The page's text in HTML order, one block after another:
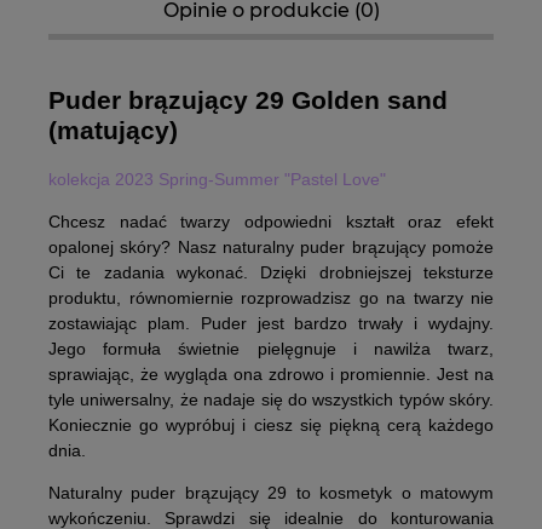
Opinie o produkcie (0)
Puder brązujący 29 Golden sand
(matujący)
kolekcja 2023 Spring-Summer "Pastel Love"
Chcesz nadać twarzy odpowiedni kształt oraz efekt
opalonej skóry? Nasz naturalny puder brązujący pomoże
Ci te zadania wykonać. Dzięki drobniejszej teksturze
produktu, równomiernie rozprowadzisz go na twarzy nie
zostawiając plam. Puder jest bardzo trwały i wydajny.
Jego formuła świetnie pielęgnuje i nawilża twarz,
sprawiając, że wygląda ona zdrowo i promiennie. Jest na
tyle uniwersalny, że nadaje się do wszystkich typów skóry.
Koniecznie go wypróbuj i ciesz się piękną cerą każdego
dnia.
Naturalny puder brązujący 29 to kosmetyk o matowym
wykończeniu. Sprawdzi się idealnie do konturowania